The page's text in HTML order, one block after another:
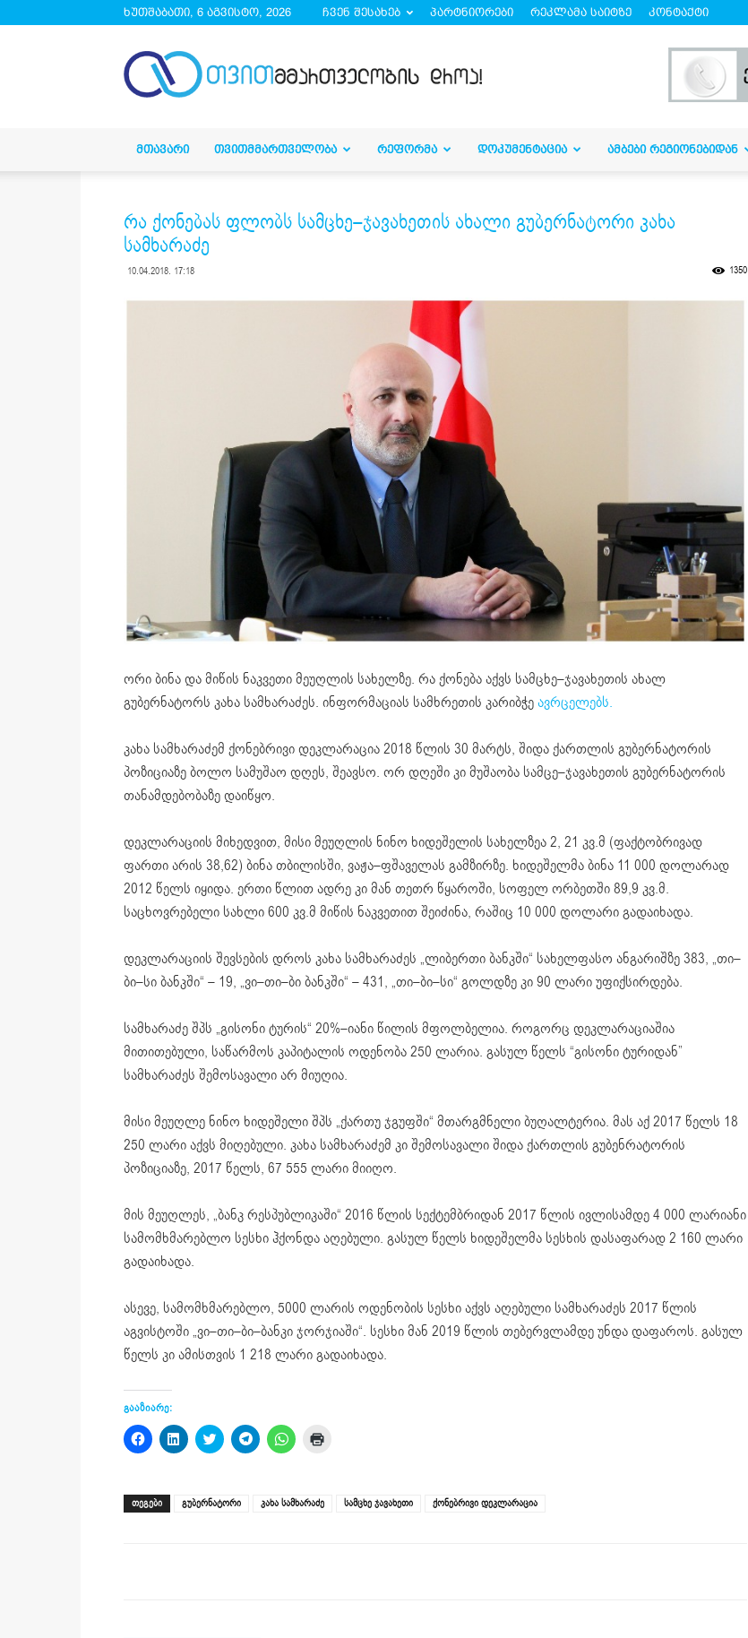
ხუთშაბათი, 6 აგვისტო, 2026 ჩვენ შესახებ პარტნიორები რეკლამა საიტზე კონტაქტი
ᲛᲗᲐᲕᲐᲠᲘ ᲗᲕᲘᲗᲛᲛᲐᲠᲗᲕᲔᲚᲝᲑᲐ ᲠᲔᲤᲝᲠᲛᲐ ᲓᲝᲙᲣᲛᲔᲜᲢᲐᲪᲘᲐ ᲐᲛᲑᲔᲑᲘ ᲠᲔᲒᲘᲝᲜᲔᲑᲘᲓᲐᲜ
რა ქონებას ფლობს სამცხე–ჯავახეთის ახალი გუბერნატორი კახა
სამხარაძე
10.04.2018. 17:18 1350
ორი ბინა და მიწის ნაკვეთი მეუღლის სახელზე. რა ქონება აქვს სამცხე–ჯავახეთის ახალ
გუბერნატორს კახა სამხარაძეს. ინფორმაციას სამხრეთის კარიბჭეავრცელებს.
კახა სამხარაძემ ქონებრივი დეკლარაცია 2018 წლის 30 მარტს, შიდა ქართლის გუბერნატორის
პოზიციაზე ბოლო სამუშაო დღეს, შეავსო. ორ დღეში კი მუშაობა სამცე–ჯავახეთის გუბერნატორის
თანამდებობაზე დაიწყო.
დეკლარაციის მიხედვით, მისი მეუღლის ნინო ხიდეშელის სახელზეა 2, 21 კვ.მ (ფაქტობრივად
ფართი არის 38,62) ბინა თბილისში, ვაჟა–ფშაველას გამზირზე. ხიდეშელმა ბინა 11 000 დოლარად
2012 წელს იყიდა. ერთი წლით ადრე კი მან თეთრ წყაროში, სოფელ ორბეთში 89,9 კვ.მ.
საცხოვრებელი სახლი 600 კვ.მ მიწის ნაკვეთით შეიძინა, რაშიც 10 000 დოლარი გადაიხადა.
დეკლარაციის შევსების დროს კახა სამხარაძეს „ლიბერთი ბანკში“ სახელფასო ანგარიშზე 383, „თი–
ბი–სი ბანკში“ – 19, „ვი–თი–ბი ბანკში“ – 431, „თი–ბი–სი“ გოლდზე კი 90 ლარი უფიქსირდება.
სამხარაძე შპს „გისონი ტურის“ 20%–იანი წილის მფოლბელია. როგორც დეკლარაციაშია
მითითებული, საწარმოს კაპიტალის ოდენობა 250 ლარია. გასულ წელს “გისონი ტურიდან”
სამხარაძეს შემოსავალი არ მიუღია.
მისი მეუღლე ნინო ხიდეშელი შპს „ქართუ ჯგუფში“ მთარგმნელი ბუღალტერია. მას აქ 2017 წელს 18
250 ლარი აქვს მიღებული. კახა სამხარაძემ კი შემოსავალი შიდა ქართლის გუბენრატორის
პოზიციაზე, 2017 წელს, 67 555 ლარი მიიღო.
მის მეუღლეს, „ბანკ რესპუბლიკაში“ 2016 წლის სექტემბრიდან 2017 წლის ივლისამდე 4 000 ლარიანი
სამომხმარებლო სესხი ჰქონდა აღებული. გასულ წელს ხიდეშელმა სესხის დასაფარად 2 160 ლარი
გადაიხადა.
ასევე, სამომხმარებლო, 5000 ლარის ოდენობის სესხი აქვს აღებული სამხარაძეს 2017 წლის
აგვისტოში „ვი–თი–ბი–ბანკი ჯორჯიაში“. სესხი მან 2019 წლის თებერვლამდე უნდა დაფაროს. გასულ
წელს კი ამისთვის 1 218 ლარი გადაიხადა.
გააზიარე:
Click
to
(Opens
in
new
Click
to
(Opens
in
Click
to
(Opens
in
Click
to
(Opens
in
Click
to
(Opens
in
new
window)
ᲗᲔᲒᲔᲑᲘ გუბერნატორი კახა სამხარაძე სამცხე ჯავახეთი ქონებრივი დეკლარაცია